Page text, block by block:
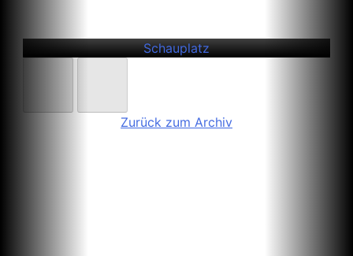
Schauplatz
Zurück zum Archiv